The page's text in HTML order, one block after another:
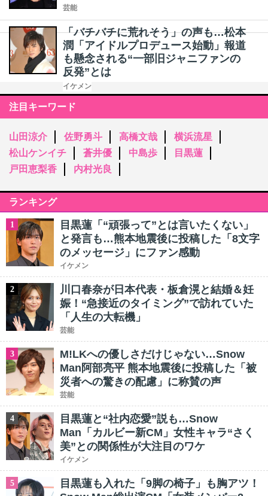
芸能
「バチバチに荒れそう」の声も…松本
潤「アイドルプロデュース始動」報道
も懸念される“一部旧ジャニファンの
反発”とは
イケメン
注目キーワード
山田涼介 佐野勇斗 高橋文哉
横浜流星
松山ケンイチ
蒼井優 中島歩
目黒蓮
戸田恵梨香
内村光良
ランキング
1
目黒蓮「“頑張って”とは言いたくない」
と発言も…熊本地震後に投稿した「8文字
のメッセージ」にファン感動
イケメン
2
川口春奈が日本代表・板倉滉と結婚＆妊
娠！“急接近のタイミング”で訪れていた
「人生の大転機」
芸能
3
M!LKへの優しさだけじゃない…Snow
Man阿部亮平 熊本地震後に投稿した「被
災者への驚きの配慮」に称賛の声
芸能
4
目黒蓮と“社内恋愛”説も…Snow
Man「カルビー新CM」女性キャラ“さく
美”との関係性が大注目のワケ
イケメン
5
目黒蓮も入れた「9脚の椅子」も胸アツ！